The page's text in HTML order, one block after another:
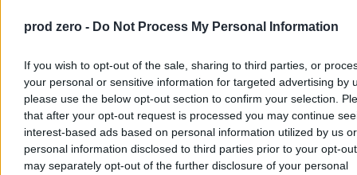
prod zero - Do Not Process My Personal Information
If you wish to opt-out of the sale, sharing to third parties, or
your personal or sensitive information for targeted advertising by
please use the below opt-out section to confirm your selection.
that after your opt-out request is processed you may continue
interest-based ads based on personal information utilized by us or
personal information disclosed to third parties prior to your opt-
may separately opt-out of the further disclosure of your personal
Kto się boi małżeństwa dwóch mężczyzn (albo
małżeństwa dwóch kobiet)?